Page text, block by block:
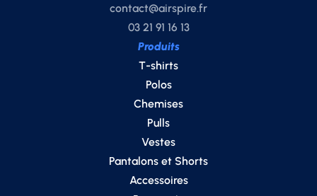
contact@airspire.fr
03 21 91 16 13
Produits
T-shirts
Polos
Chemises
Pulls
Vestes
Pantalons et Shorts
Accessoires